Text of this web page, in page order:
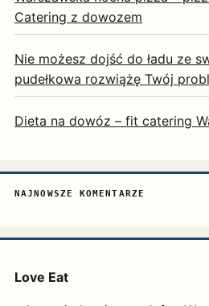
Catering z dowozem
Nie możesz dojść do ładu ze
pudełkowa rozwiążę Twój
Dieta na dowóz – fit catering
NAJNOWSZE KOMENTARZE
Love Eat